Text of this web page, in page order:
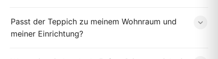
Passt der Teppich zu meinem Wohnraum und
meiner Einrichtung?